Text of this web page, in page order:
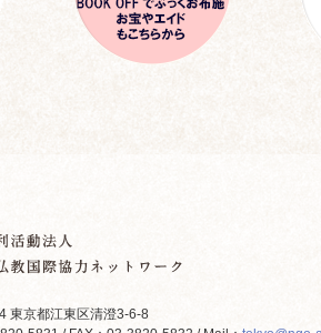
東京都江東区清澄3-6-8